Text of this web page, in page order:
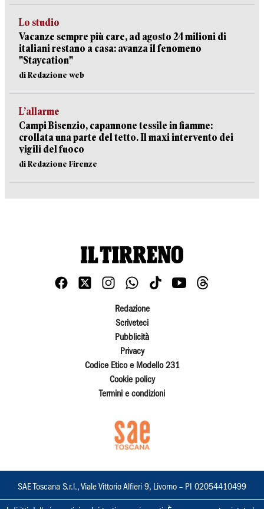
Lo studio
Vacanze sempre più care, ad agosto 24 milioni di
italiani restano a casa: avanza il fenomeno
"Staycation"
di Redazione web
L’allarme
Campi Bisenzio, capannone tessile in fiamme:
crollata una parte del tetto. Il maxi intervento dei
vigili del fuoco
di Redazione Firenze
Redazione
Scriveteci
Pubblicità
Privacy
Codice Etico e Modello 231
Cookie policy
Termini e condizioni
SAE Toscana S.r.l., Viale Vittorio Alfieri 9, Livorno – PI 02054410499